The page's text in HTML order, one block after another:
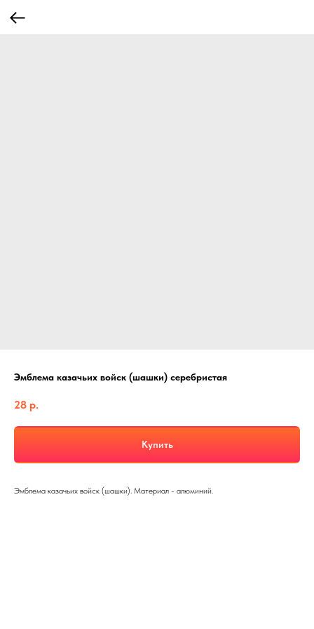
Эмблема казачьих войск (шашки) серебристая
28 р.
Купить
Эмблема казачьих войск (шашки). Материал - алюминий.